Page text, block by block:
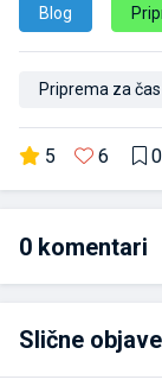
Blog
5 6 0
0 komentari
Slične objave